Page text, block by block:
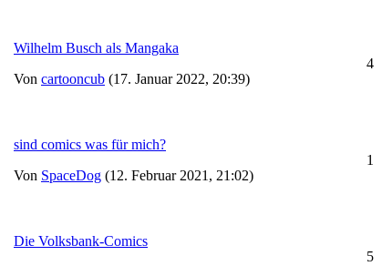
Wilhelm Busch als Mangaka
Von cartooncub (17. Januar 2022, 20:39)
4
sind comics was für mich?
Von SpaceDog (12. Februar 2021, 21:02)
1
Die Volksbank-Comics
5